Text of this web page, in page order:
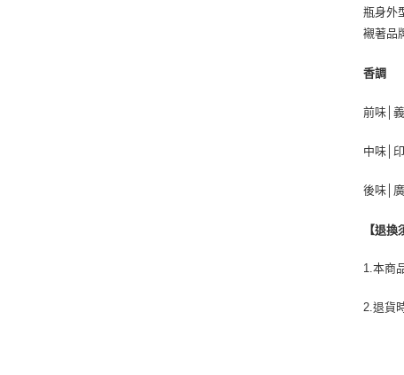
瓶身外
襯著品
香調
前味│
中味│
後味│
【退換
1.本商
2.退貨